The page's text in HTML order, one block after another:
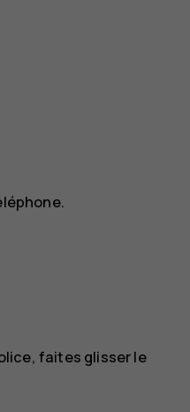
faites glisser le